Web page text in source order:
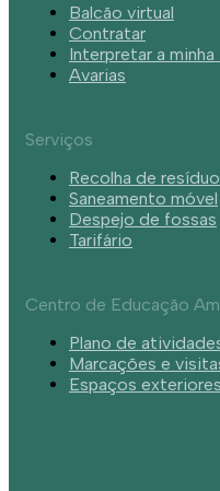
Balcão virtual
Contratar
Interpretar a minha
Avarias
Serviços
Recolha de
Saneamento móvel
Despejo de fossas
Tarifário
Centro de Educação
Plano de
Marcações e
Espaços exteriores